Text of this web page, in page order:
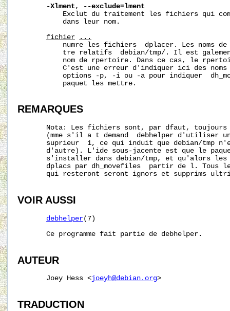
-Xlment ,
--exclude=lment
Exclut du traitement les fichiers qui
           dans leur nom.
fichier
...
numre les fichiers  dplacer. Les noms
tre relatifs  debian/tmp/. Il est
nom de rpertoire. Dans ce cas, le
C'est une erreur d'indiquer ici des
options -p, -i ou -a pour indiquer
           paquet les mettre.
REMARQUES
Nota: Les fichiers sont, par dfaut,
(mme s'il a t demand  debhelper d'utiliser
suprieur  1, ce qui induit que debian/tmp
d'autre). L'ide sous-jacente est que le
s'installer dans debian/tmp, et qu'alors
dplacs par dh_movefiles  partir de l. Tous
qui resteront seront ignors et supprims
VOIR AUSSI
debhelper(7)
       Ce programme fait partie de debhelper.
AUTEUR
       Joey Hess <
joeyh@debian.org>
TRADUCTION